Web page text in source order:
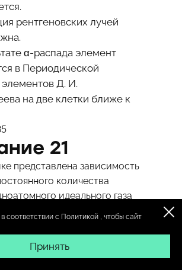
соответствии с Политикой , чтобы сайт
Принять
рентгеновских лучей
α-распада элемент
в Периодической
Д. И.
на две клетки ближе к
21
представлена зависимость
количества
идеального газа
кинетической энергии
движения молекул газа.
как изменяются давление и
газа в процессах 1-2 и 2-